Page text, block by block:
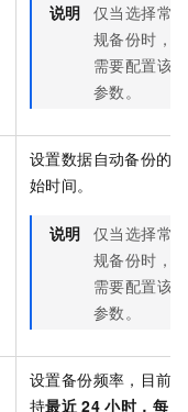
说明 仅当选择常
规备份时，
需要配置该
参数。
设置数据自动备份的开
始时间。
说明 仅当选择常
规备份时，
需要配置该
参数。
设置备份频率，目前支
持最近 24 小时，每